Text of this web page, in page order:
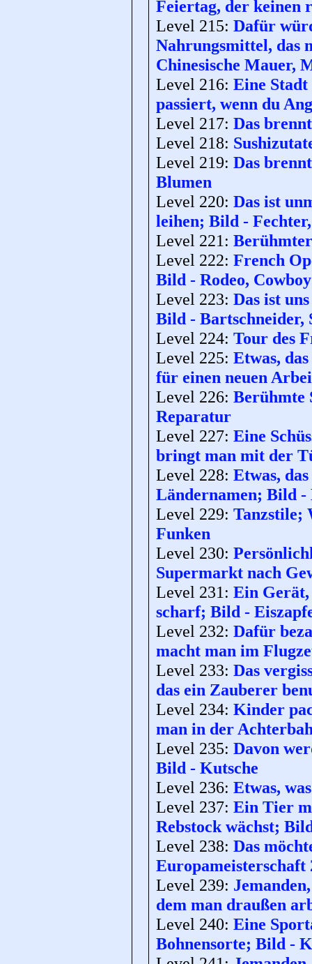
Feiertag, der keinen
Level 215: Dafür
Nahrungsmittel, das
Chinesische Mauer,
Level 216: Eine
passiert, wenn du
Level 217: Das
Level 218:
Level 219: Das
Blumen
Level 220: Das ist
leihen; Bild -
Level 221:
Level 222: French
Bild - Rodeo, Cowboy
Level 223: Das ist
Bild - Bartschneider,
Level 224: Tour des
Level 225: Etwas,
für einen neuen
Level 226: Berühmte
Reparatur
Level 227: Eine
bringt man mit der
Level 228: Etwas,
Ländernamen; Bild -
Level 229: Tanzstile;
Funken
Level 230:
Supermarkt nach
Level 231: Ein Gerät,
scharf; Bild -
Level 232: Dafür
macht man im
Level 233: Das
das ein Zauberer
Level 234: Kinder
man in der
Level 235: Davon
Bild - Kutsche
Level 236: Etwas,
Level 237: Ein Tier
Rebstock wächst;
Level 238: Das
Level 239:
dem man draußen
Level 240: Eine
Bohnensorte; Bild -